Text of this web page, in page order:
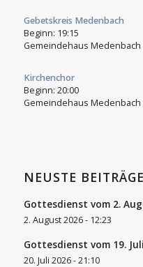
Gebetskreis Medenbach
Beginn: 19:15
Gemeindehaus Medenbach
Kirchenchor
Beginn: 20:00
Gemeindehaus Medenbach
NEUSTE BEITRÄGE
Gottesdienst vom 2.
2. August 2026 - 12:23
Gottesdienst vom 19.
20. Juli 2026 - 21:10